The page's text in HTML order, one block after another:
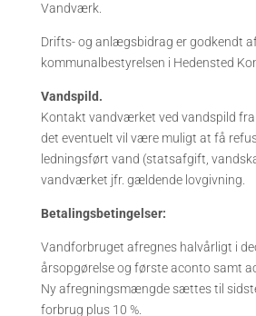
Vandværk.
Drifts- og anlægsbidrag er godkendt
kommunalbestyrelsen i Hedensted
Vandspild.
Kontakt vandværket ved vandspild
det eventuelt vil være muligt at få
ledningsført vand (statsafgift,
vandværket jfr. gældende lovgivning.
Betalingsbetingelser:
Vandforbruget afregnes halvårligt i
årsopgørelse og første aconto samt
Ny afregningsmængde sættes til
forbrug plus 10 %.